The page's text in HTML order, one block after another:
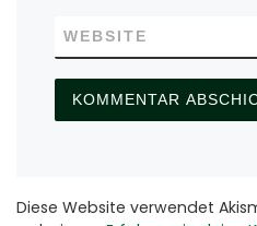
WEBSITE
Diese Website verwendet